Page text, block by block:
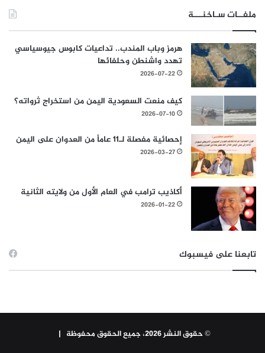
ملفــات سـاخنـــة
هرمز وباب المندب.. تداعيات كابوس جيوسياسي
تهدد واشنطن وحلفائها
2026-07-22
كيف منعت السعودية اليمن من استخراج ثرواته؟
2026-07-10
إحصائية مفصلة لـ11 عاماً من العدوان على اليمن
2026-03-27
أكاذيب ترامب في العام الأول من ولايته الثانية
2026-01-22
تابعنا على فيسبوك
© حقوق النشر 2026، جميع الحقوق محفوظة |